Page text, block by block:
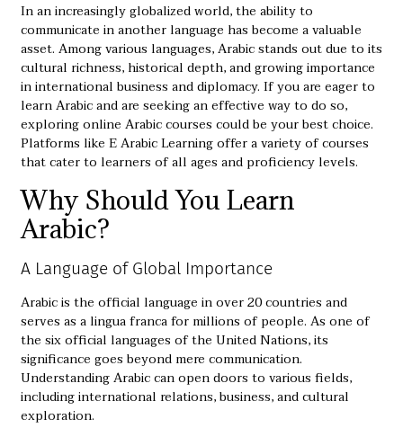
In an increasingly globalized world, the ability to
communicate in another language has become a valuable
asset. Among various languages, Arabic stands out due to its
cultural richness, historical depth, and growing importance
in international business and diplomacy. If you are eager to
learn Arabic and are seeking an effective way to do so,
exploringonline Arabic courses could be your best choice.
Platforms like E Arabic Learning offer a variety of courses
that cater to learners of all ages and proficiency levels.
Why Should You Learn
Arabic?
A Language of Global Importance
Arabic is the official language in over 20 countries and
serves as a lingua franca for millions of people. As one of
the six official languages of the United Nations, its
significance goes beyond mere communication.
Understanding Arabic can open doors to various fields,
including international relations, business, and cultural
exploration.